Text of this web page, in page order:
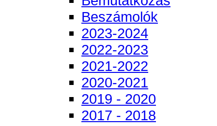
Beszámolók
2023-2024
2022-2023
2021-2022
2020-2021
2019 - 2020
2017 - 2018